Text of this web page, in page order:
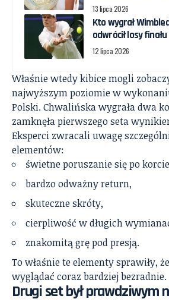
13 lipca 2026
Kto wygrał
odwrócił losy finału
12 lipca 2026
Właśnie wtedy kibice mogli
najwyższym poziomie w
Polski. Chwalińska wygrała dwa
zamknęła pierwszego seta
Eksperci zwracali uwagę
elementów:
świetne poruszanie się po
bardzo odważny return,
skuteczne skróty,
cierpliwość w długich
znakomitą grę pod presją.
To właśnie te elementy sprawiły,
wyglądać coraz bardziej bezradnie.
Drugi set był prawdziwym